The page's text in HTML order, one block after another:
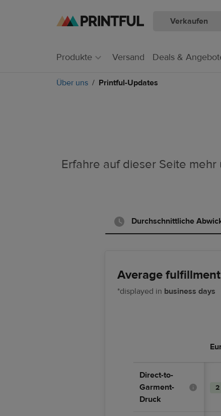
Zum
Zum
Verkaufen
Produkte Versand Deals &
Über uns Printful-Updates
Erfahre auf dieser Seite
Durchschnittliche
Average
*displayed in business days
Direct-to-
Garment-
Druck
2